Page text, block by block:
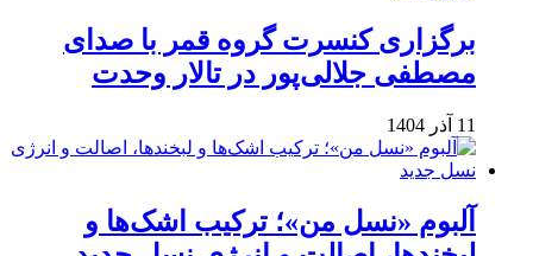
برگزاری کنسرت گروه قمر با صدای
مصطفی جلالی‌پور در تالار وحدت
11 آذر 1404
آلبوم «نسل من»؛ ترکیب اشک‌ها و